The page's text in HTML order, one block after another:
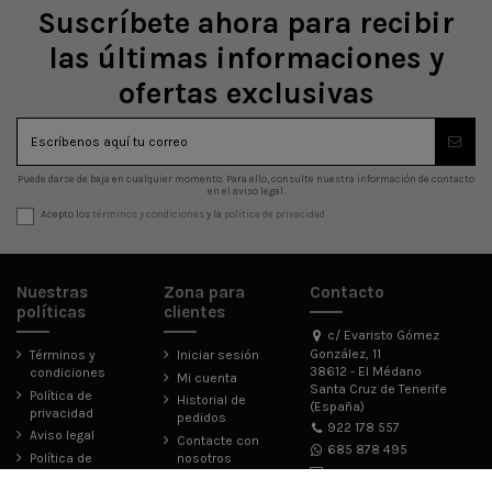
Suscríbete ahora para recibir
las últimas informaciones y
ofertas exclusivas
Puede darse de baja en cualquier momento. Para ello, consulte nuestra información de contacto
en el aviso legal.
Acepto los términos y condicionesy la política de privacidad
Nuestras
políticas
Términos y
condiciones
Política de
privacidad
Aviso legal
Política de
Zona para
clientes
Iniciar sesión
Mi cuenta
Historial de
pedidos
Contacte con
nosotros
Contacto
c/ Evaristo Gómez
González, 11
38612 - El Médano
Santa Cruz de Tenerife
(España)
922 178 557
685 878 495